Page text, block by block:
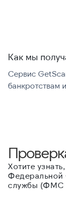
Как мы
Сервис
банкротствам
Хотите
Федеральной
службы (ФМС